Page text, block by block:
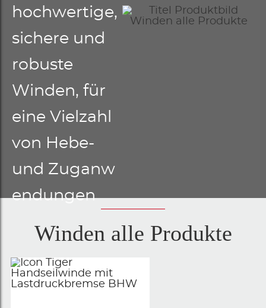
hochwertige,
sichere und
robuste
Winden, für
eine Vielzahl
von Hebe-
und Zuganw
endungen
Winden alle Produkte